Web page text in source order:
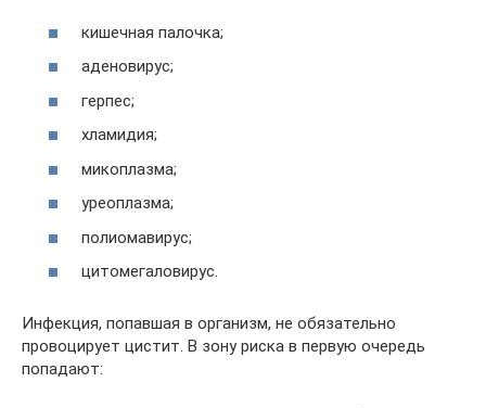
кишечная палочка;
аденовирус;
герпес;
хламидия;
микоплазма;
уреоплазма;
полиомавирус;
цитомегаловирус.
Инфекция, попавшая в организм, не обязательно
провоцирует цистит. В зону риска в первую очередь
попадают: